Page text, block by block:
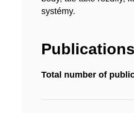
systémy.
Publications
Total number of